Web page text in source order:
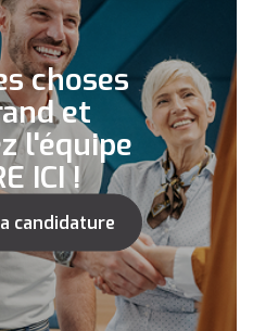
choses
et
l'équipe
ICI !
candidature